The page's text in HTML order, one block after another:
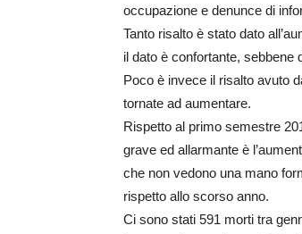
occupazione e denunce di
Tanto risalto è stato dato
il dato è confortante, sebbene
Poco è invece il risalto avuto
tornate ad aumentare.
Rispetto al primo semestre
grave ed allarmante è
che non vedono una mano
rispetto allo scorso anno.
Ci sono stati 591 morti tra